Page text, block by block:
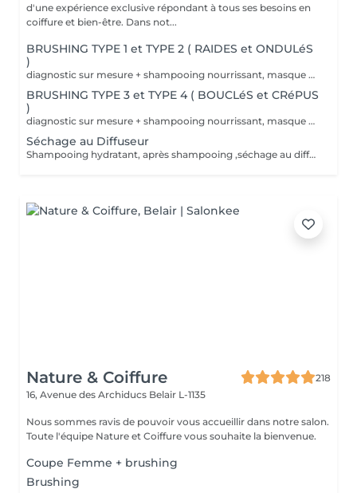
d'une expérience exclusive répondant à tous ses besoins en
coiffure et bien-être. Dans not...
BRUSHING TYPE 1 et TYPE 2 ( RAIDES et ONDULéS
)
diagnostic sur mesure + shampooing nourrissant, masque hydratant ,coiffage sérum et fixation finale. Important: cheveux sans tresse ni noeuds à l'arrivée; tout noeuds ou tressage entraîne l'annulation et 50% de la prestation est retenu. Toute arrivée retardée de 15-30 minutes ou plus entraînera l'annulation automatique du rendez-vous.
BRUSHING TYPE 3 et TYPE 4 ( BOUCLéS et CRéPUS
)
diagnostic sur mesure + shampooing nourrissant, masque hydratant ,coiffage sérum et fixation finale. Important: cheveux sans tresse ni noeuds à l'arrivée; tout noeuds ou tressage entraîne l'annulation et 50% de la prestation est retenu. Toute arrivée retardée de 15-30 minutes ou plus entraînera l'annulation automatique du rendez-vous.
Séchage au Diffuseur
Shampooing hydratant, après shampooing ,séchage au diffuseur sérum et fixation finale. Important: cheveux sans tresse ni nud à l'arrivée; tout nud ou tressage entraîne l'annulation et 50% de la prestation est retenu. Toute arrivée retardée de 15-30 minutes ou plus entraînera l'annulation automatique du rendez-vous.
Nature & Coiffure
218
16, Avenue des Archiducs Belair L-1135
Nous sommes ravis de pouvoir vous accueillir dans notre salon.
Toute l'équipe Nature et Coiffure vous souhaite la bienvenue.
Coupe Femme + brushing
Brushing